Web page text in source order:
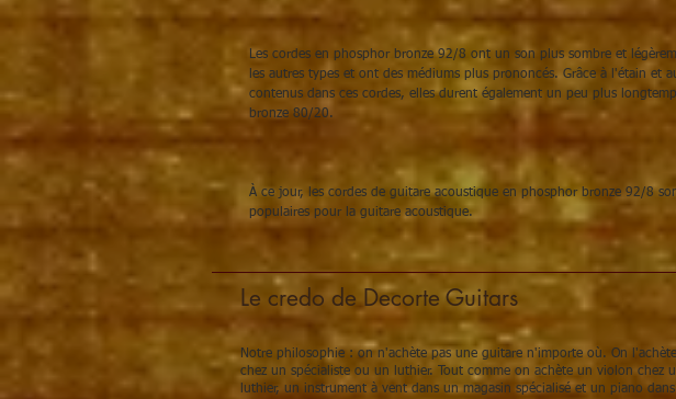
Les cordes en phosphor bronze 92/8 ont un son plus sombre et
les autres types et ont des médiums plus prononcés. Grâce à l'étain et
contenus dans ces cordes, elles durent également un peu plus
bronze 80/20.
À ce jour, les cordes de guitare acoustique en phosphor bronze 92/8
populaires pour la guitare acoustique.
Le credo de Decorte Guitars
Notre philosophie : on n'achète pas une guitare n'importe où. On l'achète
chez un spécialiste ou un luthier. Tout comme on achète un violon chez
luthier, un instrument à vent dans un magasin spécialisé et un piano